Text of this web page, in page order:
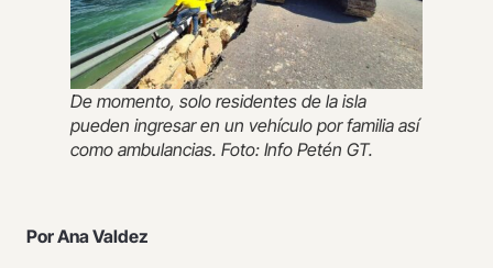
De momento, solo residentes de la isla
pueden ingresar en un vehículo por familia así
como ambulancias. Foto: Info Petén GT.
Por Ana Valdez